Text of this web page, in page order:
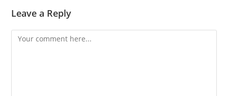
Leave a Reply